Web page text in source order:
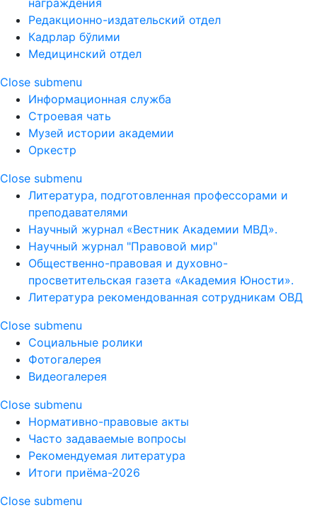
награждения
Редакционно-издательский отдел
Кадрлар бўлими
Медицинский отдел
Close submenu
Информационная служба
Строевая чать
Музей истории академии
Оркестр
Close submenu
Литература, подготовленная профессорами и
преподавателями
Научный журнал «Вестник Академии МВД».
Научный журнал "Правовой мир"
Общественно-правовая и духовно-
просветительская газета «Академия Юности».
Литература рекомендованная сотрудникам ОВД
Close submenu
Социальные ролики
Фотогалерея
Видеогалерея
Close submenu
Нормативно-правовые акты
Часто задаваемые вопросы
Рекомендуемая литература
Итоги приёма-2026
Close submenu